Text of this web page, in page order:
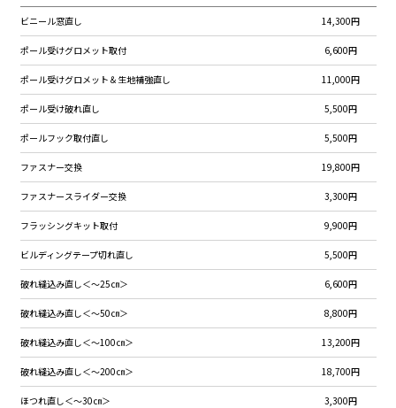
ビニール窓直し 14,300円
ポール受けグロメット取付 6,600円
ポール受けグロメット＆生地補強直し 11,000円
ポール受け破れ直し 5,500円
ポールフック取付直し 5,500円
ファスナー交換 19,800円
ファスナースライダー交換 3,300円
フラッシングキット取付 9,900円
ビルディングテープ切れ直し 5,500円
破れ縫込み直し＜～25㎝＞ 6,600円
破れ縫込み直し＜～50㎝＞ 8,800円
破れ縫込み直し＜～100㎝＞ 13,200円
破れ縫込み直し＜～200㎝＞ 18,700円
ほつれ直し＜～30㎝＞ 3,300円